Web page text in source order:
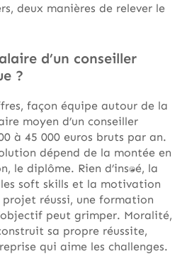
deux manières de relever le
d’un conseiller
?
façon équipe autour de la
moyen d’un conseiller
à 45 000 euros bruts par an.
dépend de la montée en
diplôme. Rien d’instantané, la
soft skills et la motivation
réussi, une formation
peut grimper. Moralité,
sa propre réussite,
qui aime les challenges.